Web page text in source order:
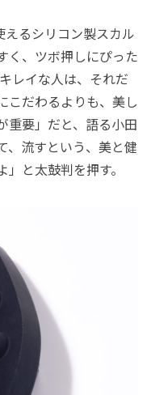
るシリコン製スカル
く、ツボ押しにぴった
レイな人は、それだ
こだわるよりも、美し
重要」だと、語る小田
、流すという、美と健
と太鼓判を押す。